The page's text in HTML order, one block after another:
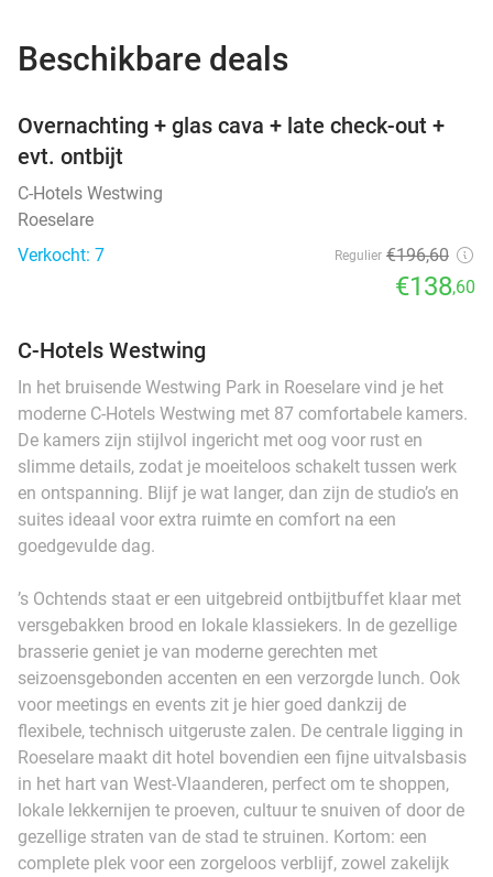
Beschikbare deals
Overnachting + glas cava + late check-out +
evt. ontbijt
C-Hotels Westwing
Roeselare
Verkocht: 7
Regulier €196,60
€138,60
C-Hotels Westwing
In het bruisende Westwing Park in Roeselare vind je het
moderne C-Hotels Westwing met 87 comfortabele kamers.
De kamers zijn stijlvol ingericht met oog voor rust en
slimme details, zodat je moeiteloos schakelt tussen werk
en ontspanning. Blijf je wat langer, dan zijn de studio’s en
suites ideaal voor extra ruimte en comfort na een
goedgevulde dag.
’s Ochtends staat er een uitgebreid ontbijtbuffet klaar met
versgebakken brood en lokale klassiekers. In de gezellige
brasserie geniet je van moderne gerechten met
seizoensgebonden accenten en een verzorgde lunch. Ook
voor meetings en events zit je hier goed dankzij de
flexibele, technisch uitgeruste zalen. De centrale ligging in
Roeselare maakt dit hotel bovendien een fijne uitvalsbasis
in het hart van West-Vlaanderen, perfect om te shoppen,
lokale lekkernijen te proeven, cultuur te snuiven of door de
gezellige straten van de stad te struinen. Kortom: een
complete plek voor een zorgeloos verblijf, zowel zakelijk